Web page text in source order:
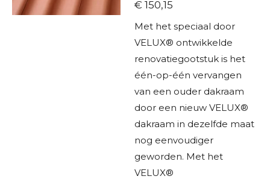
€ 150,15
Met het speciaal door
VELUX® ontwikkelde
renovatiegootstuk is het
één-op-één vervangen
van een ouder dakraam
door een nieuw VELUX®
dakraam in dezelfde maat
nog eenvoudiger
geworden. Met het
VELUX®